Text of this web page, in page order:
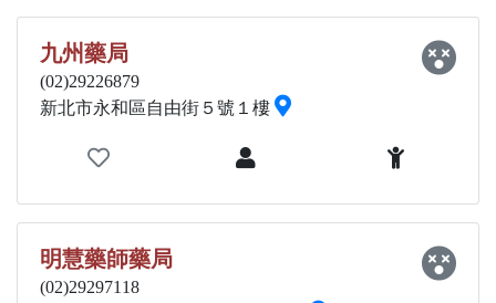
九州藥局
(02)29226879
新北市永和區自由街５號１樓
明慧藥師藥局
(02)29297118